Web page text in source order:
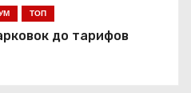
ТОП
до тарифов